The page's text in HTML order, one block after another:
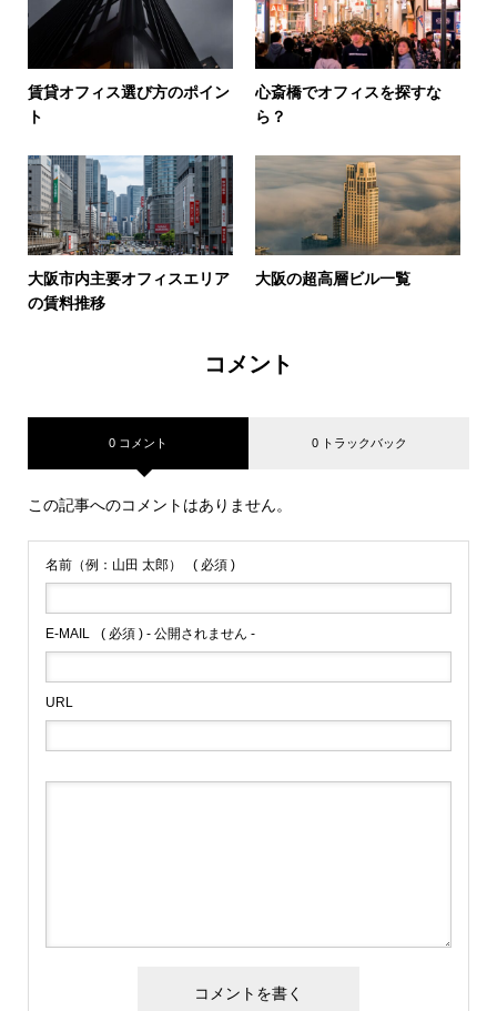
賃貸オフィス選び方のポイン
ト
心斎橋でオフィスを探すな
ら？
大阪市内主要オフィスエリア
の賃料推移
大阪の超高層ビル一覧
コメント
0 コメント 0 トラックバック
この記事へのコメントはありません。
名前（例：山田 太郎） ( 必須 )
E-MAIL ( 必須 ) - 公開されません -
URL